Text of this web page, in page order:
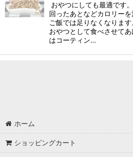
おやつにしても最適です
回ったあとなどカロリー
ご飯では足りなくなりま
おやつとして食べさせて
はコーティン…
ホーム
ショッピングカート